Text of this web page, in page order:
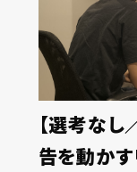
【選考なし
告を動か